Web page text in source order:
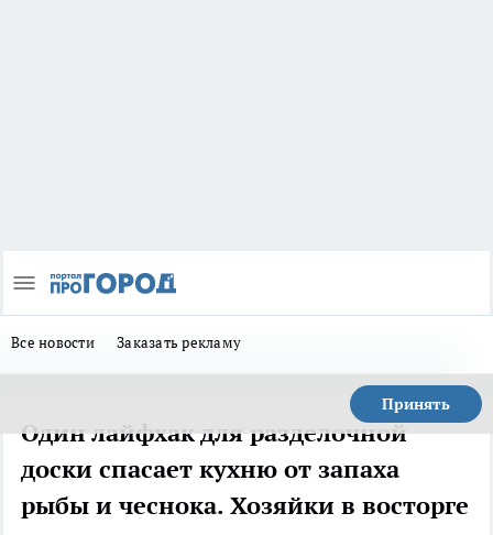
Все новости Заказать рекламу
Принять
Один лайфхак для разделочной
доски спасает кухню от запаха
рыбы и чеснока. Хозяйки в восторге